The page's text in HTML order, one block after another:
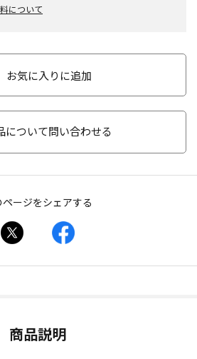
について
お気に入りに追加
について問い合わせる
ページをシェアする
商品説明